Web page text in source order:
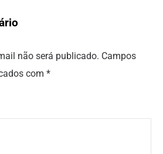
não será publicado. Campos
com *